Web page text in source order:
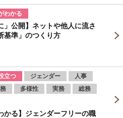
わかる
」公開】ネットや他人に流さ
基準」のつくり方
立つ ジェンダー
人事
多様性 実務
総務
かる】ジェンダーフリーの職